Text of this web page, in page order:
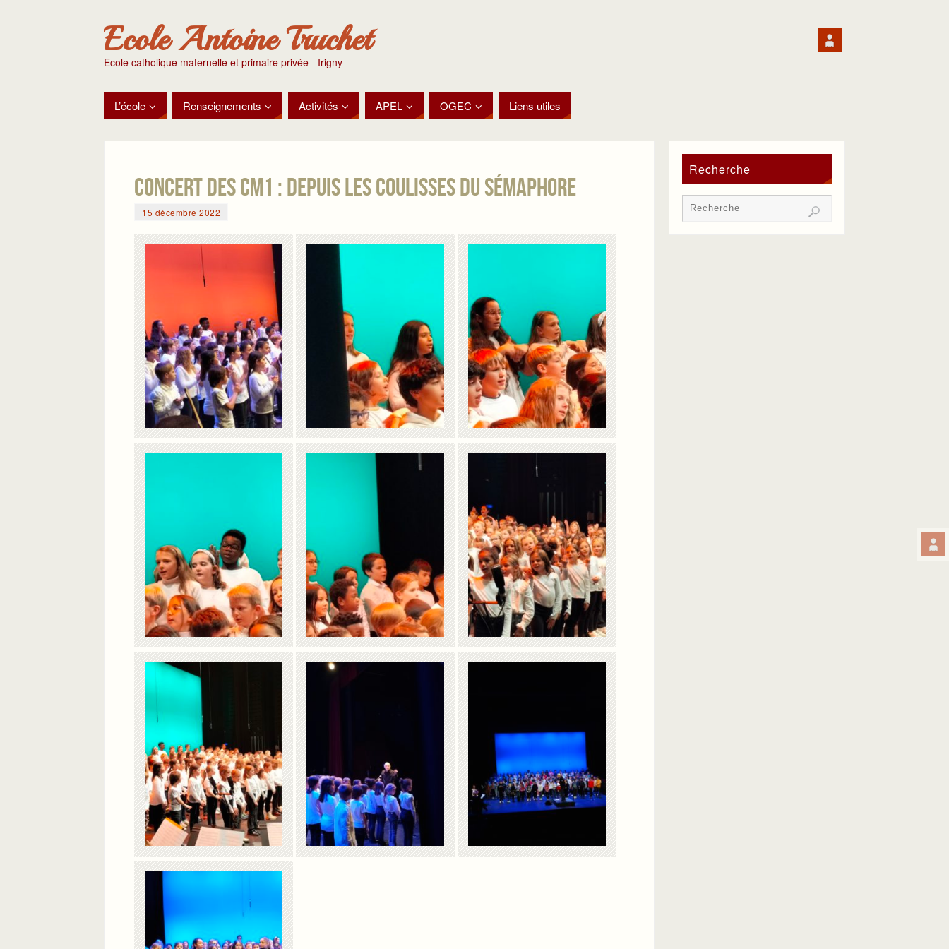
Ecole Antoine Truchet
Ecole catholique maternelle et primaire privée - Irigny
L’école Renseignements Activités APEL OGEC Liens utiles
Concert des CM1 : depuis les coulisses du Sémaphore
15 décembre 2022
Recherche